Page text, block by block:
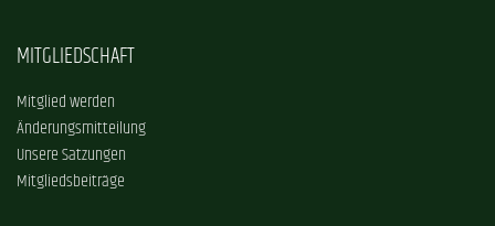
MITGLIEDSCHAFT
Mitglied werden
Änderungsmitteilung
Unsere Satzungen
Mitgliedsbeiträge